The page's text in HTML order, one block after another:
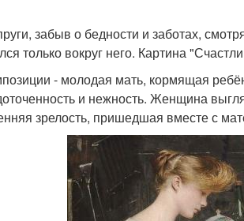
забыв о бедности и заботах,
только вокруг него. Картина
- молодая мать, кормящая
и нежность. Женщина
зрелость, пришедшая вместе с